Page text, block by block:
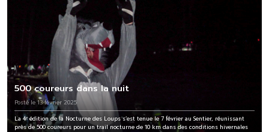
500 coureurs dans la nuit
Posté le 13 février 2025
La 4ᵉ édition de la Nocturne des Loups s’est tenue le 7 février au Sentier, réunissant
près de 500 coureurs pour un trail nocturne de 10 km dans des conditions hivernales